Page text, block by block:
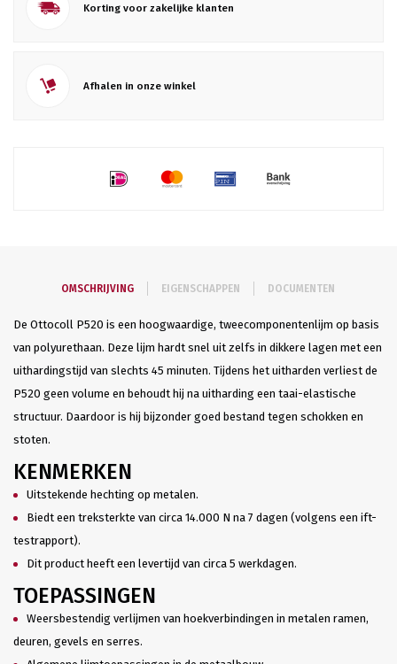
Korting voor zakelijke klanten
Afhalen in onze winkel
OMSCHRIJVING EIGENSCHAPPEN DOCUMENTEN
De Ottocoll P520 is een hoogwaardige, tweecomponentenlijm op basis
van polyurethaan. Deze lijm hardt snel uit zelfs in dikkere lagen met een
uithardingstijd van slechts 45 minuten. Tijdens het uitharden verliest de
P520 geen volume en behoudt hij na uitharding een taai-elastische
structuur. Daardoor is hij bijzonder goed bestand tegen schokken en
stoten.
KENMERKEN
Uitstekende hechting op metalen.
Biedt een treksterkte van circa 14.000 N na 7 dagen (volgens een ift-
testrapport).
Dit product heeft een levertijd van circa 5 werkdagen.
TOEPASSINGEN
Weersbestendig verlijmen van hoekverbindingen in metalen ramen,
deuren, gevels en serres.